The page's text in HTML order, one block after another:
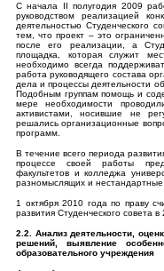
С начала II полугодия 2009
руководством реализацией
деятельностью Студенческого
тем, что проект – это
после его реализации, а
площадка, которая служит
необходимо всегда
работа руководящего состава
дела и процессы деятельности
Подобным группам помощь и
мере необходимости
активистами, носившие не
решались организационные
программ.
В течение всего периода
процессе своей работы
факультетов и колледжа
разномыслящих и нестандартные
1 октября 2010 года по праву
развития Студенческого совета
2.2. Анализ деятельности,
решений, выявление
образовательного учреждения